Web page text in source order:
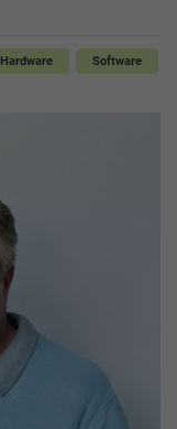
Hardware Software